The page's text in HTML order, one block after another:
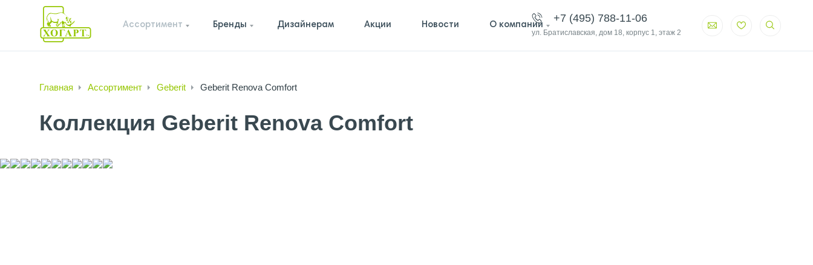
Ассортимент Бренды Дизайнерам Акции Новости О компании
+7 (495) 788-11-06
ул. Братиславская, дом 18, корпус 1, этаж 2
Главная Ассортимент Geberit Geberit Renova Comfort
Коллекция Geberit Renova Comfort